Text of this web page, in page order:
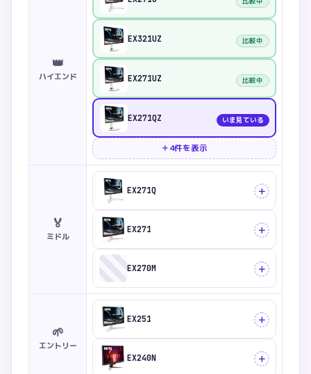
👑
ハイエンド
EX321UZ 比較中
EX271UZ 比較中
EX271QZ いま見ている
＋4件を表示
🏅
ミドル
EX271Q ＋
EX271 ＋
EX270M ＋
🌱
エントリー
EX251 ＋
EX240N ＋